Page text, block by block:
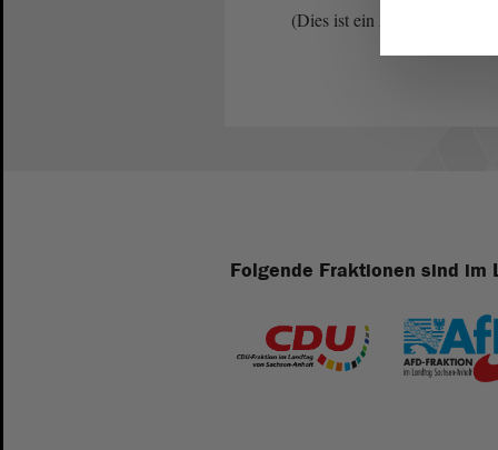
(Dies ist ein Angebot in
Folgende Fraktionen sind im